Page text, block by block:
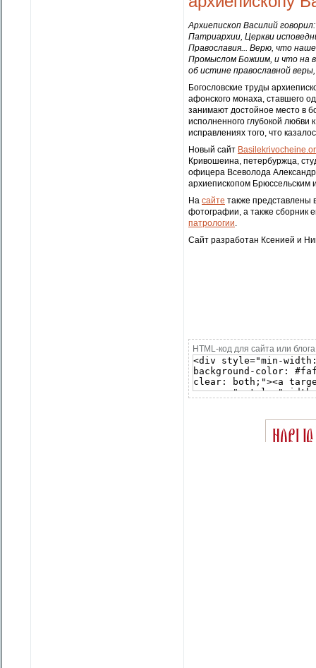
Архиепископ Василий
Патриархии, Церкви
Православия... Верю, что
Промыслом Божиим, и что на
об истине православной
Богословские труды
афонского монаха, ставшего
занимают достойное место в
исполненного глубокой любви
исправлениях того, что
Новый сайт
Кривошеина, петербуржца,
офицера Всеволода
архиепископом Брюссельским
На сайте также представлены
фотографии, а также сборник
патрологии.
Сайт разработан Ксенией и
HTML-код для сайта или